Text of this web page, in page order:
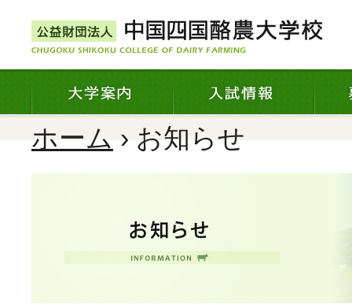
ホーム › お知らせ